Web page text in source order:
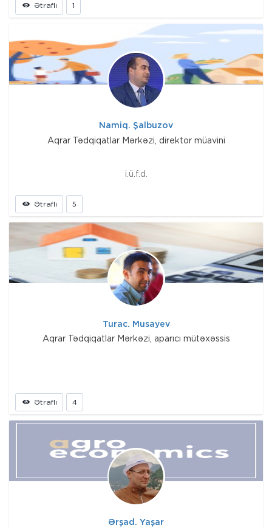
Ətraflı 1
Namiq. Şalbuzov
Aqrar Tədqiqatlar Mərkəzi, direktor müavini
i.ü.f.d.
Ətraflı 5
Turac. Musayev
Aqrar Tədqiqatlar Mərkəzi, aparıcı mütəxəssis
Ətraflı 4
Ərşad. Yaşar